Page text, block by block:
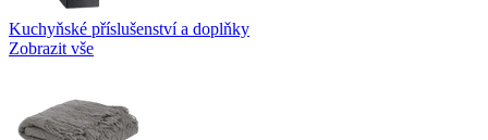
Kuchyňské příslušenství a doplňky
Zobrazit vše